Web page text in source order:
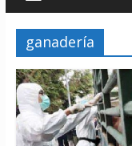
ganadería